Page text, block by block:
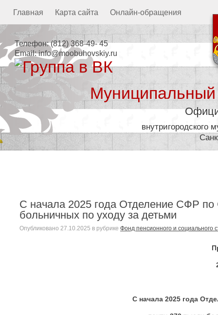
Главная Карта сайта Онлайн-обращения
Телефон:(812) 368-49- 45
Email:info@moobuhovskiy.ru
внутригородского
С начала 2025 года Отделение СФР
больничных по уходу за детьми
Опубликовано 27.10.2025 в рубрике Фонд пенсионного и социального
С начала 2025 года